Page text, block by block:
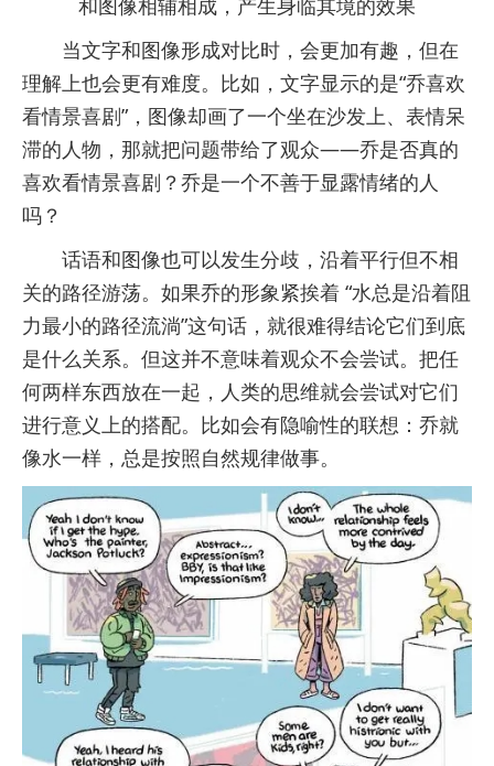
和图像相辅相成，产生身临其境的效果
当文字和图像形成对比时，会更加有趣，但在
理解上也会更有难度。比如，文字显示的是“乔喜欢
看情景喜剧”，图像却画了一个坐在沙发上、表情呆
滞的人物，那就把问题带给了观众——乔是否真的
喜欢看情景喜剧？乔是一个不善于显露情绪的人
吗？
话语和图像也可以发生分歧，沿着平行但不相
关的路径游荡。如果乔的形象紧挨着 “水总是沿着阻
力最小的路径流淌”这句话，就很难得结论它们到底
是什么关系。但这并不意味着观众不会尝试。把任
何两样东西放在一起，人类的思维就会尝试对它们
进行意义上的搭配。比如会有隐喻性的联想：乔就
像水一样，总是按照自然规律做事。